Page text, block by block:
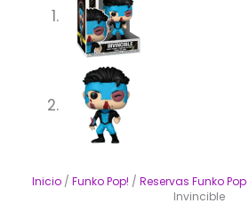
Inicio / Funko Pop! / Reservas Funko Pop
Invincible